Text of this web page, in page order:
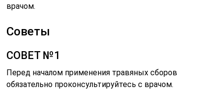
врачом.
Советы
СОВЕТ №1
Перед началом применения травяных сборов
обязательно проконсультируйтесь с врачом.